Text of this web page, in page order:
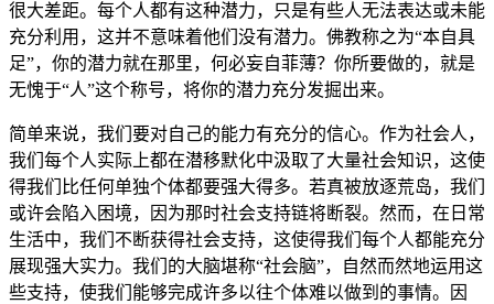
很大差距。每个人都有这种潜力，只是有些人无法表达或未能
充分利用，这并不意味着他们没有潜力。佛教称之为“本自具
足”，你的潜力就在那里，何必妄自菲薄？你所要做的，就是
无愧于“人”这个称号，将你的潜力充分发掘出来。
简单来说，我们要对自己的能力有充分的信心。作为社会人，
我们每个人实际上都在潜移默化中汲取了大量社会知识，这使
得我们比任何单独个体都要强大得多。若真被放逐荒岛，我们
或许会陷入困境，因为那时社会支持链将断裂。然而，在日常
生活中，我们不断获得社会支持，这使得我们每个人都能充分
展现强大实力。我们的大脑堪称“社会脑”，自然而然地运用这
些支持，使我们能够完成许多以往个体难以做到的事情。因